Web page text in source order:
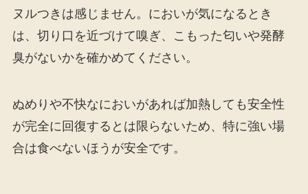
ヌルつきは感じません。においが気になるとき
は、切り口を近づけて嗅ぎ、こもった匂いや発酵
臭がないかを確かめてください。
ぬめりや不快なにおいがあれば加熱しても安全性
が完全に回復するとは限らないため、特に強い場
合は食べないほうが安全です。